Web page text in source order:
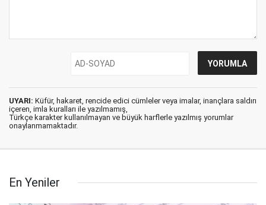
UYARI: Küfür, hakaret, rencide edici cümleler veya imalar, inançlara saldırı
içeren, imla kuralları ile yazılmamış,
Türkçe karakter kullanılmayan ve büyük harflerle yazılmış yorumlar
onaylanmamaktadır.
En Yeniler